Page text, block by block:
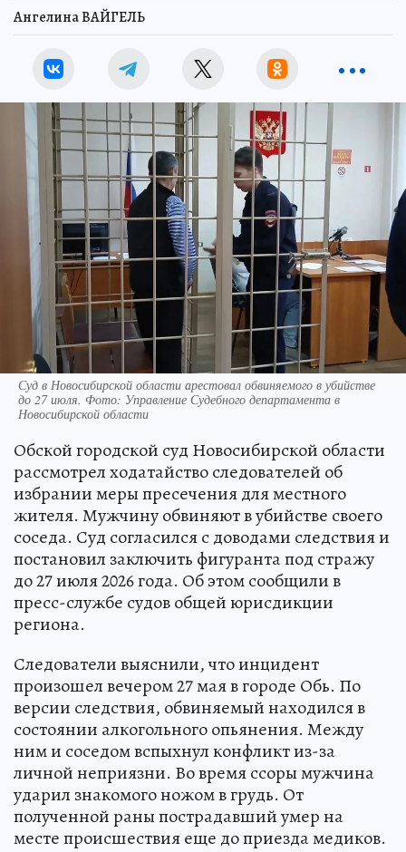
Ангелина ВАЙГЕЛЬ
Суд в Новосибирской области арестовал обвиняемого в убийстве
до 27 июля. Фото: Управление Судебного департамента в
Новосибирской области
Обской городской суд Новосибирской области
рассмотрел ходатайство следователей об
избрании меры пресечения для местного
жителя. Мужчину обвиняют в убийстве своего
соседа. Суд согласился с доводами следствия и
постановил заключить фигуранта под стражу
до 27 июля 2026 года. Об этом сообщили в
пресс-службе судов общей юрисдикции
региона.
Следователи выяснили, что инцидент
произошел вечером 27 мая в городе Обь. По
версии следствия, обвиняемый находился в
состоянии алкогольного опьянения. Между
ним и соседом вспыхнул конфликт из-за
личной неприязни. Во время ссоры мужчина
ударил знакомого ножом в грудь. От
полученной раны пострадавший умер на
месте происшествия еще до приезда медиков.